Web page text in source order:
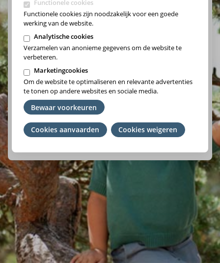
Vlaams-Brabant/Brussel
Wallonie
We raden je aan om het ziekenfonds te kiezen waar je lid
van bent. Ben je geen lid? Kies de regio waar je woont.
Functionele cookies
Functionele cookies zijn noodzakelijk voor een goede
werking van de website.
Analytische cookies
Verzamelen van anonieme gegevens om de website te
verbeteren.
Marketingcookies
Om de website te optimaliseren en relevante advertenties
te tonen op andere websites en sociale media.
Bewaar voorkeuren
Cookies weigeren
Cookies aanvaarden
Je
toestemming
intrekken